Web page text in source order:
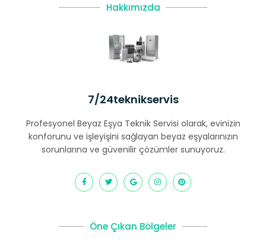
Hakkımızda
7/24teknikservis
Profesyonel Beyaz Eşya Teknik Servisi olarak, evinizin
konforunu ve işleyişini sağlayan beyaz eşyalarınızın
sorunlarına ve güvenilir çözümler sunuyoruz.
Öne Çıkan Bölgeler